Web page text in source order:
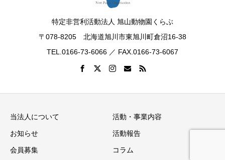
特定非営利活動法人 旭山動物園くらぶ
〒078-8205 北海道旭川市東旭川町倉沼16-38
TEL.0166-73-6066 ／ FAX.0166-73-6067
当法人について 活動・事業内容
お知らせ 活動報告
会員募集 コラム